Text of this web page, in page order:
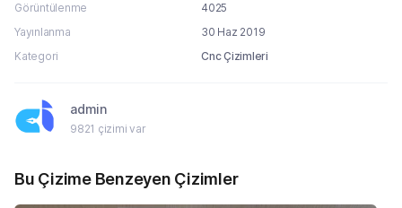
Görüntülenme
4025
Yayınlanma
30 Haz 2019
Kategori
Cnc Çizimleri
admin
9821 çizimi var
Bu Çizime Benzeyen Çizimler